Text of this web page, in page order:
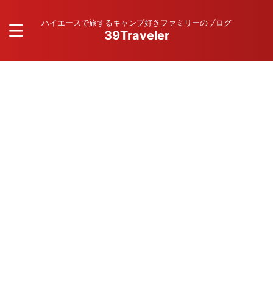
ハイエースで旅するキャンプ好きファミリーのブログ
39Traveler